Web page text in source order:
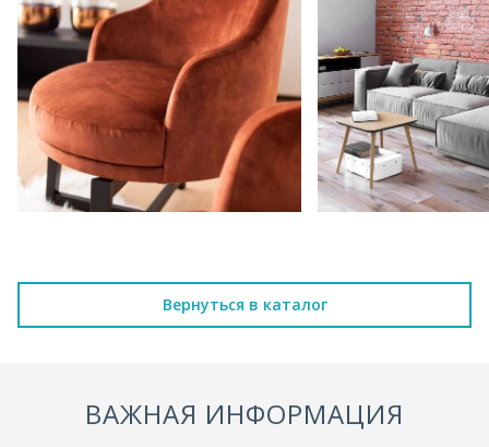
Вернуться в каталог
ВАЖНАЯ ИНФОРМАЦИЯ